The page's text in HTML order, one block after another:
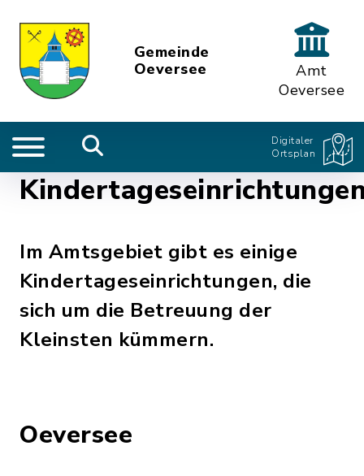
Gemeinde
Oeversee
Amt
Oeversee
Digitaler
Ortsplan
Im Amtsgebiet gibt es einige
Kindertageseinrichtungen, die
sich um die Betreuung der
Kleinsten kümmern.
Oeversee